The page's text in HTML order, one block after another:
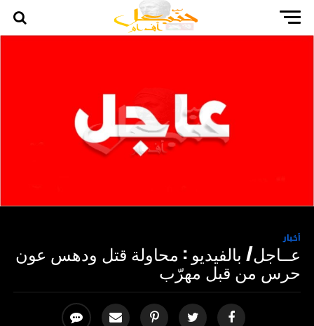
أخبار
عــاجل/ بالفيديو : محاولة قتل ودهس عون
حرس من قبل مهرّب